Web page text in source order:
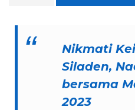
Nikmati
Siladen,
bersama
2023